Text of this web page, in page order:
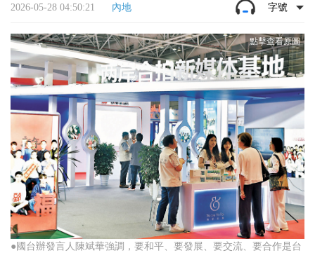
2026-05-28 04:50:21 內地 字號
●國台辦發言人陳斌華強調，要和平、要發展、要交流、要合作是台